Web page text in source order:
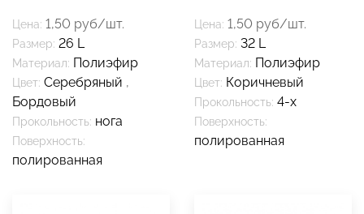
Цена: 1,50 руб/шт.
Размер: 26 L
Материал: Полиэфир
Цвет: Серебряный ,
Бордовый
Прокольность: нога
Поверхность:
полированная
Цена: 1,50 руб/шт.
Размер: 32 L
Материал: Полиэфир
Цвет: Коричневый
Прокольность: 4-х
Поверхность:
полированная